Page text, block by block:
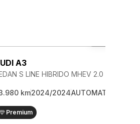
A3
km2024/2024AUTOMAT.
Premium